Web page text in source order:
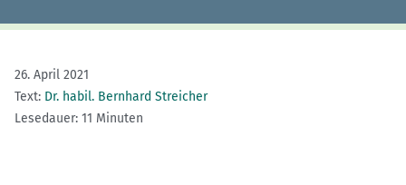
26. April 2021
Text: Dr. habil. Bernhard Streicher
Lesedauer: 11 Minuten